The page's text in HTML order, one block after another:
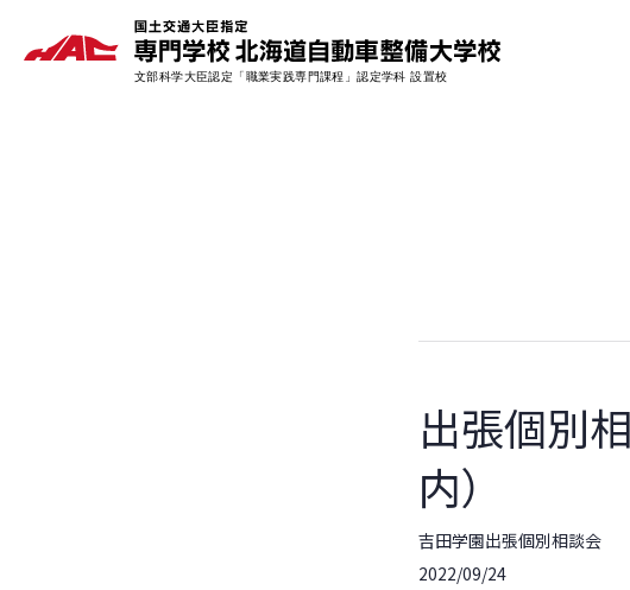
出張個別相
内）
吉田学園出張個別相談会
2022/09/24